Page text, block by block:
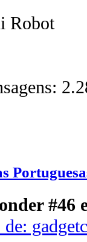
Robot
#46
de: